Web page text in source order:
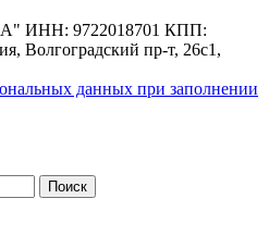
ИНН: 9722018701 КПП:
Волгоградский пр-т, 26с1,
данных при заполнении
Поиск